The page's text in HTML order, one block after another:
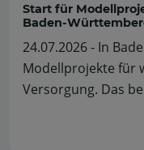
Start für
Baden-
24.07.2026 - In
Modellprojekte für
Versorgung. Das